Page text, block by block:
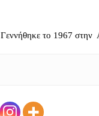
Γεννήθηκε το 1967 στην